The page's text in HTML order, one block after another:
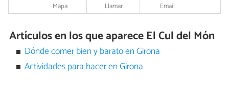
Mapa Llamar Email
Artículos en los que aparece El Cul del Món
Dónde comer bien y barato en Girona
Actividades para hacer en Girona